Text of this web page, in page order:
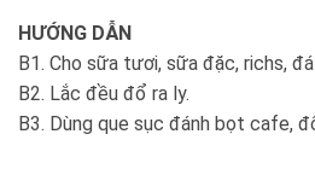
HƯỚNG DẪN
B1. Cho sữa tươi, sữa đặc, richs,
B2. Lắc đều đổ ra ly.
B3. Dùng que sục đánh bọt cafe,